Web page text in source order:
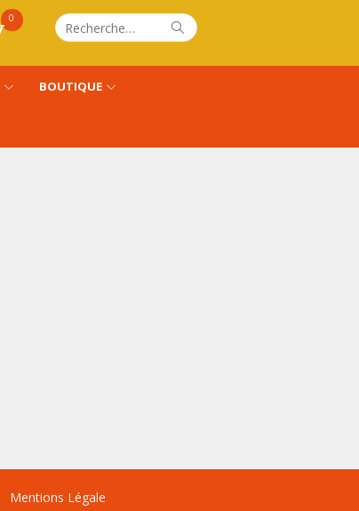
Recherche
pour :
Rechercher
0
BOUTIQUE
Mentions Légale